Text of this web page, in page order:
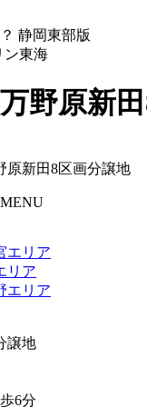
静岡東部版
ン東海
野原新
原新田8区画分譲地
MENU
エリア
リア
エリア
譲地
6分